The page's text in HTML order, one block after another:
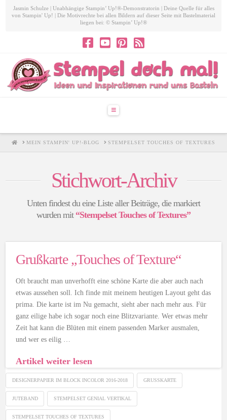
Jasmin Schulze | Unabhängige Stampin’ Up!®-Demonstratorin | Deine Quelle für alles
von Stampin' Up! | Die Motivrechte bei allen Bildern auf dieser Seite mit Bastelmaterial
liegen bei: © Stampin’ Up!®
Navigation
HOMEMEIN STAMPIN' UP!-BLOG STEMPELSET TOUCHES OF TEXTURES
Stichwort-Archiv
Unten findest du eine Liste aller Beiträge, die markiert
wurden mit “Stempelset Touches of Textures”
Grußkarte „Touches of Texture“
Oft braucht man unverhofft eine schöne Karte die aber auch nach
etwas aussehen soll. Ich finde mit meinem heutigen Layout geht das
prima. Die karte ist im Nu gemacht, sieht aber nach mehr aus. Für
ganz eilige habe ich sogar noch eine Blitzvariante. Wer etwas mehr
Zeit hat kann die Blüten mit einem passenden Marker ausmalen,
und wer es eilig …
Artikel weiter lesen
DESIGNERPAPIER IM BLOCK INCOLOR 2016-2018 GRUSSKARTE
JUTEBAND STEMPELSET GENIAL VERTIKAL
STEMPELSET TOUCHES OF TEXTURES